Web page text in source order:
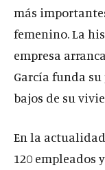
más
femenino. La
empresa
García funda
bajos de su
En la
120 empleados